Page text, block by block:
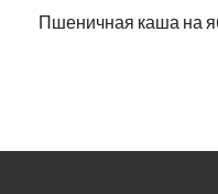
Пшеничная каша на